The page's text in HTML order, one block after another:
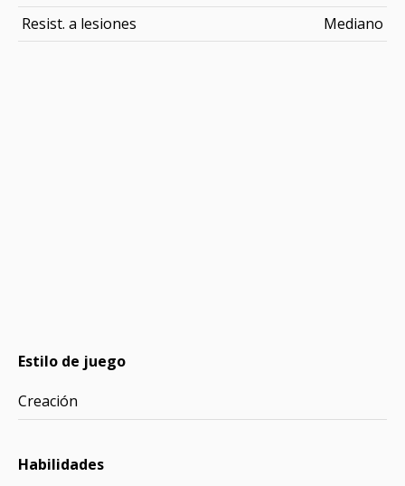
Resist. a lesiones
Mediano
Estilo de juego
Creación
Habilidades